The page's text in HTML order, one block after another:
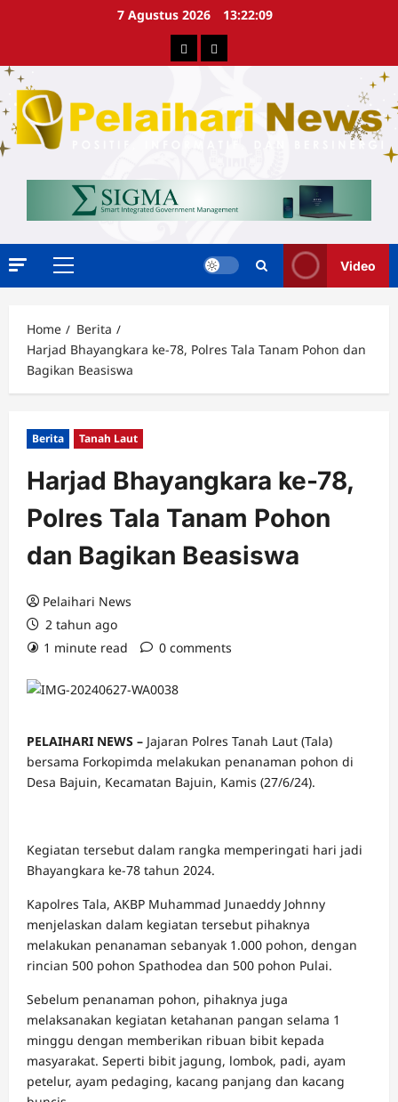
7 Agustus 2026 13:22:10
Berita Advertorial
Primary
Video
Home
Berita
Harjad Bhayangkara ke-78, Polres Tala Tanam Pohon dan
Bagikan Beasiswa
Berita Tanah Laut
Harjad Bhayangkara ke-78,
Polres Tala Tanam Pohon
dan Bagikan Beasiswa
Pelaihari News
2 tahun ago
1 minute read
0 comments
PELAIHARI NEWS – Jajaran Polres Tanah Laut (Tala)
bersama Forkopimda melakukan penanaman pohon di
Desa Bajuin, Kecamatan Bajuin, Kamis (27/6/24).
Kegiatan tersebut dalam rangka memperingati hari jadi
Bhayangkara ke-78 tahun 2024.
Kapolres Tala, AKBP Muhammad Junaeddy Johnny
menjelaskan dalam kegiatan tersebut pihaknya
melakukan penanaman sebanyak 1.000 pohon, dengan
rincian 500 pohon Spathodea dan 500 pohon Pulai.
Sebelum penanaman pohon, pihaknya juga
melaksanakan kegiatan ketahanan pangan selama 1
minggu dengan memberikan ribuan bibit kepada
masyarakat. Seperti bibit jagung, lombok, padi, ayam
petelur, ayam pedaging, kacang panjang dan kacang